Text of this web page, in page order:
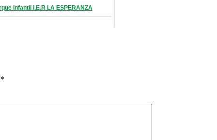
Infantil I.E.R LA ESPERANZA
*